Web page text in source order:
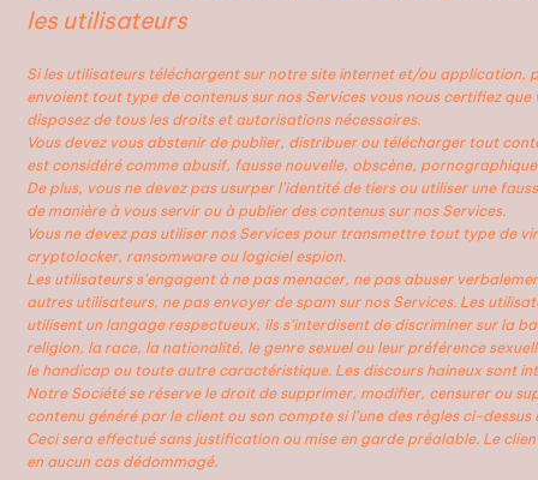
les utilisateurs
Si les utilisateurs téléchargent sur notre site internet et/ou application,
envoient tout type de contenus sur nos Services vous nous certifiez que
disposez de tous les droits et autorisations nécessaires.
Vous devez vous abstenir de publier, distribuer ou télécharger tout
est considéré comme abusif, fausse nouvelle, obscène,
De plus, vous ne devez pas usurper l’identité de tiers ou utiliser une
de manière à vous servir ou à publier des contenus sur nos Services.
Vous ne devez pas utiliser nos Services pour transmettre tout type de
cryptolocker, ransomware ou logiciel espion.
Les utilisateurs s’engagent à ne pas menacer, ne pas abuser
autres utilisateurs, ne pas envoyer de spam sur nos Services. Les
utilisent un langage respectueux, ils s’interdisent de discriminer sur la
religion, la race, la nationalité, le genre sexuel ou leur préférence
le handicap ou toute autre caractéristique. Les discours haineux sont
Notre Société se réserve le droit de supprimer, modifier, censurer ou
contenu généré par le client ou son compte si l’une des règles ci-dessus
Ceci sera effectué sans justification ou mise en garde préalable. Le
en aucun cas dédommagé.